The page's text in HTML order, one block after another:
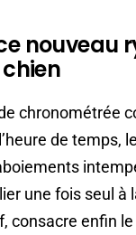
nouveau
chronométrée
de temps,
une fois seul à
consacre enfin